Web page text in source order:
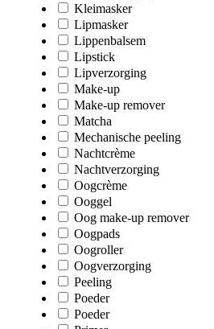
Kleimasker
Lipmasker
Lippenbalsem
Lipstick
Lipverzorging
Make-up
Make-up remover
Matcha
Mechanische peeling
Nachtcrème
Nachtverzorging
Oogcrème
Ooggel
Oog make-up remover
Oogpads
Oogroller
Oogverzorging
Peeling
Poeder
Poeder